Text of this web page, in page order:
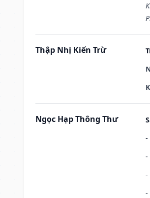
Thập Nhị Kiến Trừ
Ngọc Hạp Thông Thư
-
-
-
-